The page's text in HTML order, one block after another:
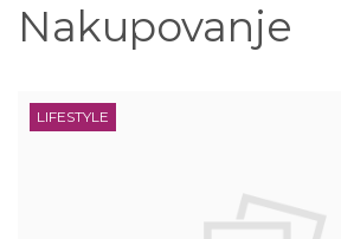
Nakupovanje
LIFESTYLE